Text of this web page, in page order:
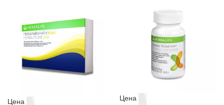
Цена
Цена